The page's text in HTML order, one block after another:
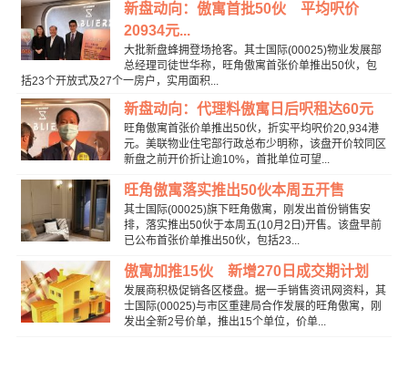
新盘动向：傲寓首批50伙 平均呎价
20934元...
大批新盘蜂拥登场抢客。其士国际(00025)物业发展部
总经理司徒世华称，旺角傲寓首张价单推出50伙，包
括23个开放式及27个一房户，实用面积...
新盘动向：代理料傲寓日后呎租达60元
旺角傲寓首张价单推出50伙，折实平均呎价20,934港
元。美联物业住宅部行政总布少明称，该盘开价较同区
新盘之前开价折让逾10%，首批单位可望...
旺角傲寓落实推出50伙本周五开售
其士国际(00025)旗下旺角傲寓，刚发出首份销售安
排，落实推出50伙于本周五(10月2日)开售。该盘早前
已公布首张价单推出50伙，包括23...
傲寓加推15伙 新增270日成交期计划
发展商积极促销各区楼盘。据一手销售资讯网资料，其
士国际(00025)与市区重建局合作发展的旺角傲寓，刚
发出全新2号价单，推出15个单位，价单...